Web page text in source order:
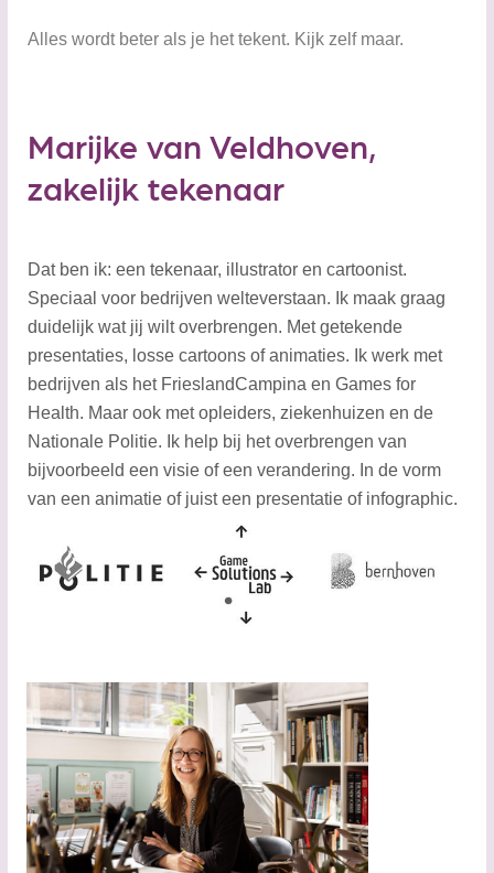
Alles wordt beter als je het tekent. Kijk zelf maar.
Marijke van Veldhoven,
zakelijk tekenaar
Dat ben ik: een tekenaar, illustrator en cartoonist.
Speciaal voor bedrijven welteverstaan. Ik maak graag
duidelijk wat jij wilt overbrengen. Met getekende
presentaties, losse cartoons of animaties. Ik werk met
bedrijven als het FrieslandCampina en Games for
Health. Maar ook met opleiders, ziekenhuizen en de
Nationale Politie. Ik help bij het overbrengen van
bijvoorbeeld een visie of een verandering. In de vorm
van een animatie of juist een presentatie of infographic.